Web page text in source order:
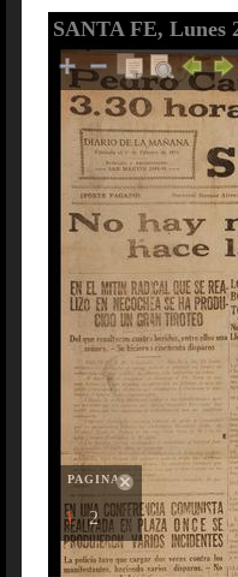
SANTA FE, Lunes
PAGINAS
1 2